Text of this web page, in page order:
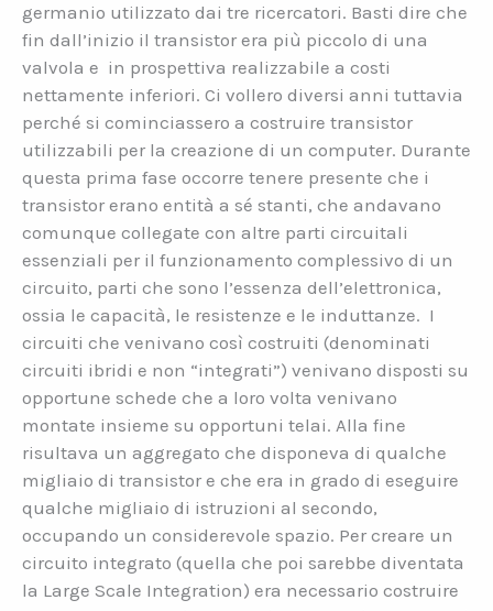
germanio utilizzato dai tre ricercatori. Basti dire che
fin dall’inizio il transistor era più piccolo di una
valvola e in prospettiva realizzabile a costi
nettamente inferiori. Ci vollero diversi anni tuttavia
perché si cominciassero a costruire transistor
utilizzabili per la creazione di un computer. Durante
questa prima fase occorre tenere presente che i
transistor erano entità a sé stanti, che andavano
comunque collegate con altre parti circuitali
essenziali per il funzionamento complessivo di un
circuito, parti che sono l’essenza dell’elettronica,
ossia le capacità, le resistenze e le induttanze. I
circuiti che venivano così costruiti (denominati
circuiti ibridi e non “integrati”) venivano disposti su
opportune schede che a loro volta venivano
montate insieme su opportuni telai. Alla fine
risultava un aggregato che disponeva di qualche
migliaio di transistor e che era in grado di eseguire
qualche migliaio di istruzioni al secondo,
occupando un considerevole spazio. Per creare un
circuito integrato (quella che poi sarebbe diventata
la Large Scale Integration) era necessario costruire